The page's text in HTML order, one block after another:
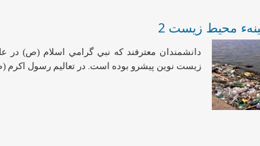
محيط زيست 2
دانشمندان معترفند كه نبي گرامي اسلام (ص) در
زيست نوين پيشرو بوده است. در تعاليم رسول اكرم